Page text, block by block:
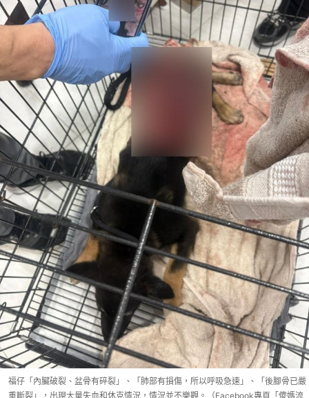
福仔「內臟破裂、盆骨有碎裂」、「肺部有損傷，所以呼吸急速」、「後腳骨已嚴
重斷裂」，出現大量失血和休克情況，情況並不樂觀。（Facebook專頁「傻媽流